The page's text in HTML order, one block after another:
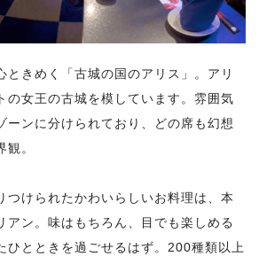
ときめく「古城の国のアリス」。アリ
の女王の古城を模しています。雰囲気
ーンに分けられており、どの席も幻想
。
つけられたかわいらしいお料理は、本
アン。味はもちろん、目でも楽しめる
ひとときを過ごせるはず。200種類以上